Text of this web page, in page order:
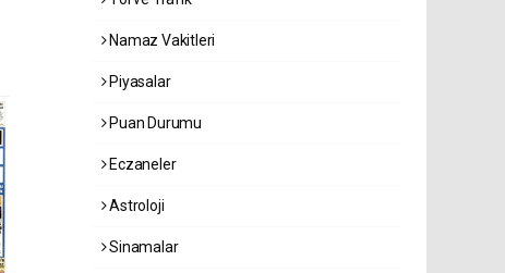
Namaz Vakitleri
Piyasalar
Puan Durumu
Eczaneler
Astroloji
Sinamalar